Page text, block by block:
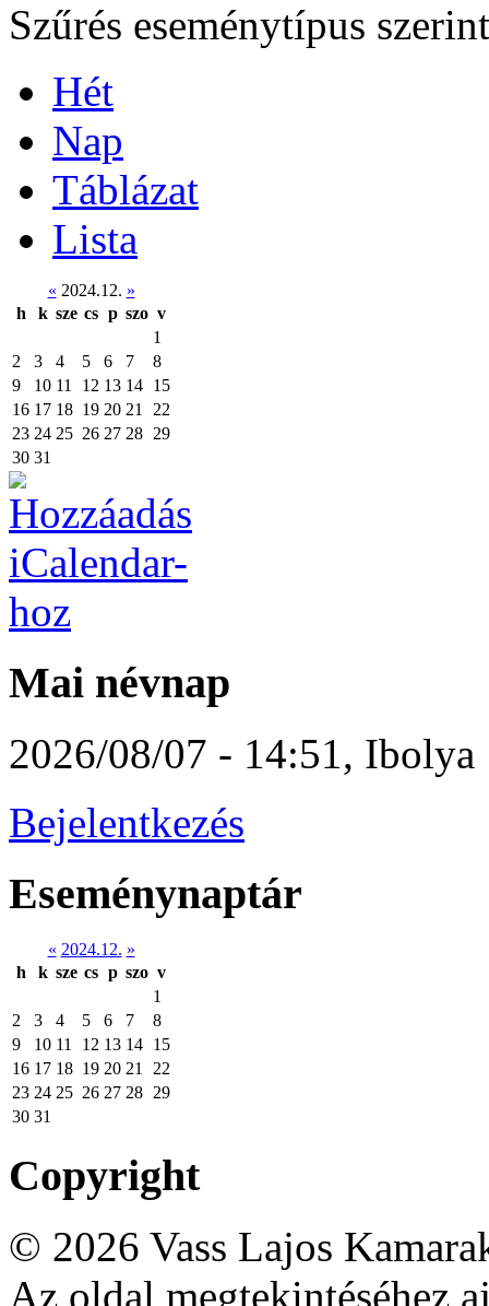
Szűrés eseménytípus szerint
Hét
Nap
Táblázat
Lista
« 2024.12. »
h
k sze cs p szo v
1
2
3 4 5 6 7
8
9
10 11 12 13 14 15
16 17 18 19 20 21
22
23 24 25 26 27 28 29
30 31
Mai névnap
2026/08/07 - 14:51 , Ibolya
Bejelentkezés
Eseménynaptár
« 2024.12. »
h
k sze cs p szo v
1
2
3 4 5 6 7
8
9
10 11 12 13 14 15
16 17 18 19 20 21
22
23 24 25 26 27 28 29
30 31
Copyright
© 2026 Vass Lajos
Az oldal megtekintéséhez